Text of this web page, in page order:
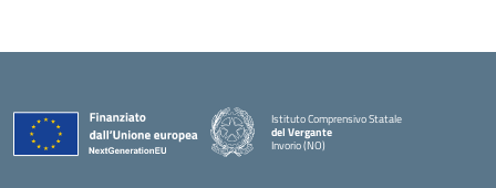
Istituto Comprensivo Statale
del Vergante
Invorio (NO)